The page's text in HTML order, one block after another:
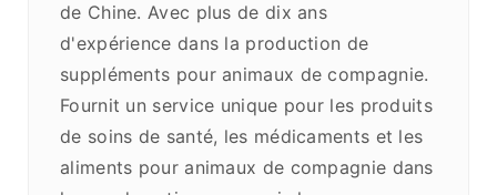
de Chine. Avec plus de dix ans
d'expérience dans la production de
suppléments pour animaux de compagnie.
Fournit un service unique pour les produits
de soins de santé, les médicaments et les
aliments pour animaux de compagnie dans